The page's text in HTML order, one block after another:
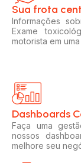
Sua frota
Informações
Exame
motorista em
Dashboards
Faça uma
nossos
melhore seu